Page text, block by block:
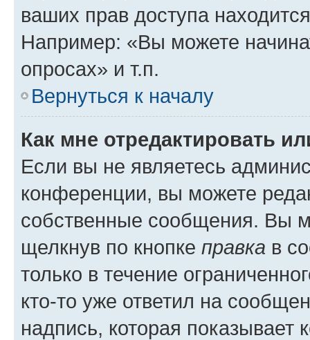
ваших прав доступа
Например: «Вы можете
опросах» и т.п.
Вернуться к началу
Как мне отредактировать
Если вы не являетесь
конференции, вы можете
собственные сообщения. Вы
щелкнув по кнопке правка в
только в течение
кто-то уже ответил на
надпись, которая показывает